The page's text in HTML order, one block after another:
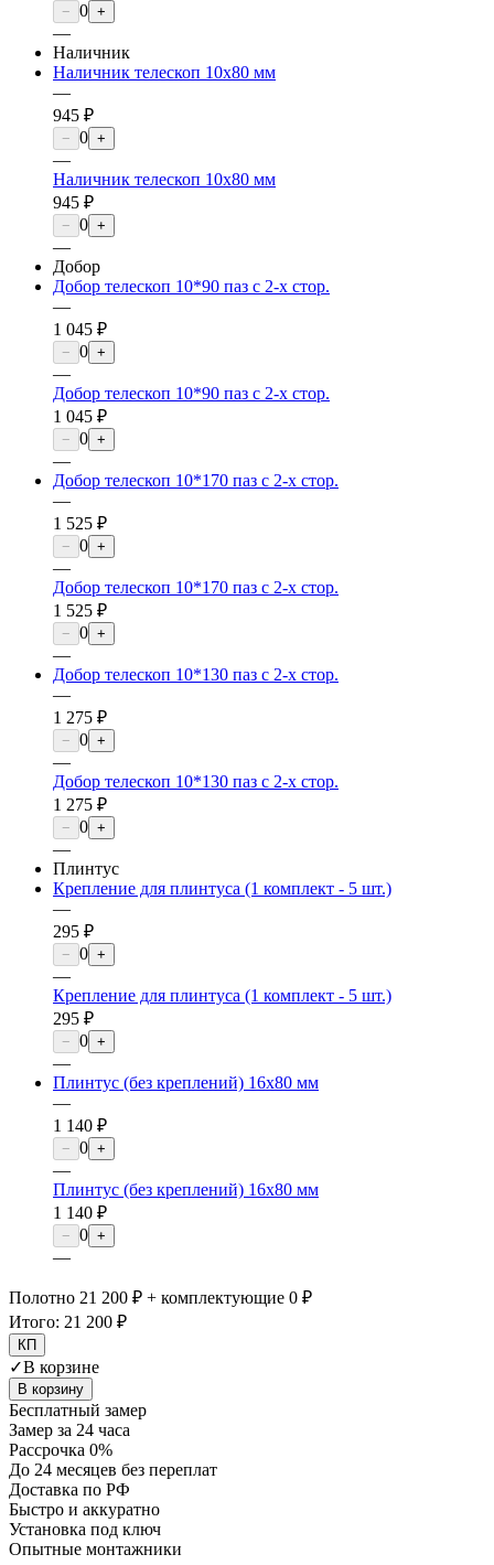
− 0 +
—
Наличник
Наличник телескоп 10х80 мм
—
945 ₽
− 0 +
—
Наличник телескоп 10х80 мм
945 ₽
− 0 +
—
Добор
Добор телескоп 10*90 паз с 2-х стор.
—
1 045 ₽
− 0 +
—
Добор телескоп 10*90 паз с 2-х стор.
1 045 ₽
− 0 +
—
Добор телескоп 10*170 паз с 2-х стор.
—
1 525 ₽
− 0 +
—
Добор телескоп 10*170 паз с 2-х стор.
1 525 ₽
− 0 +
—
Добор телескоп 10*130 паз с 2-х стор.
—
1 275 ₽
− 0 +
—
Добор телескоп 10*130 паз с 2-х стор.
1 275 ₽
− 0 +
—
Плинтус
Крепление для плинтуса (1 комплект - 5 шт.)
—
295 ₽
− 0 +
—
Крепление для плинтуса (1 комплект - 5 шт.)
295 ₽
− 0 +
—
Плинтус (без креплений) 16х80 мм
—
1 140 ₽
− 0 +
—
Плинтус (без креплений) 16х80 мм
1 140 ₽
− 0 +
—
Полотно 21 200 ₽ + комплектующие 0 ₽
Итого: 21 200 ₽
КП
✓В корзине
В корзину
Бесплатный замер
Замер за 24 часа
Рассрочка 0%
До 24 месяцев без переплат
Доставка по РФ
Быстро и аккуратно
Установка под ключ
Опытные монтажники